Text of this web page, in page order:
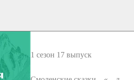
1 сезон 17 выпуск